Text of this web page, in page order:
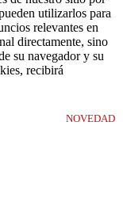
NOVEDAD
de
Lighting Srl
en
utilizarlos para
relevantes en
directamente, sino
su navegador y su
recibirá